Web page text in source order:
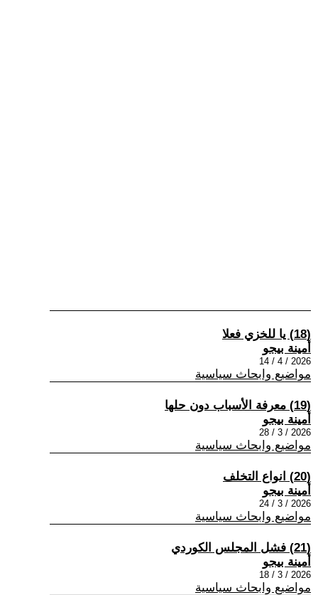
(18) يا للخزي فعلا
أمينة بيجو
2026 / 4 / 14
مواضيع وابحاث سياسية
(19) معرفة الأسباب دون حلها
أمينة بيجو
2026 / 3 / 28
مواضيع وابحاث سياسية
(20) انواع التخلف
أمينة بيجو
2026 / 3 / 24
مواضيع وابحاث سياسية
(21) فشل المجلس الكوردي
أمينة بيجو
2026 / 3 / 18
مواضيع وابحاث سياسية